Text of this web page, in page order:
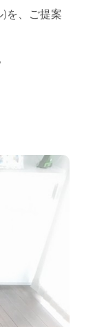
を、ご提案